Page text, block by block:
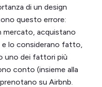
di un design
questo errore:
mercato, acquistano
lo considerano fatto,
uno dei fattori più
conto (insieme alla
su Airbnb.